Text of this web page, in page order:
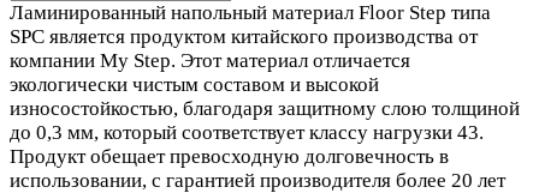
Ламинированный напольный материал Floor Step типа
SPC является продуктом китайского производства от
компании My Step. Этот материал отличается
экологически чистым составом и высокой
износостойкостью, благодаря защитному слою толщиной
до 0,3 мм, который соответствует классу нагрузки 43.
Продукт обещает превосходную долговечность в
использовании, с гарантией производителя более 20 лет